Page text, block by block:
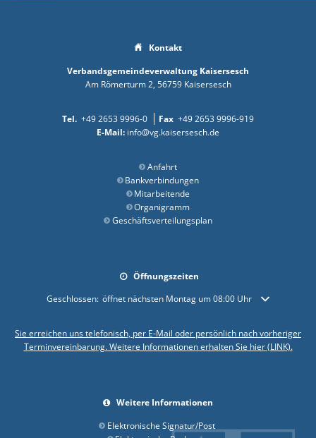
Kontakt
Verbandsgemeindeverwaltung Kaisersesch
Am Römerturm 2 56759 Kaisersesch
+49 2653 9996-0
+49 2653 9996-919
info@vg.kaisersesch.de
Anfahrt
Bankverbindungen
Mitarbeitende
Organigramm
Geschäftsverteilungsplan
Öffnungszeiten
Klicken, um weitere Öffnungs- oder Schließzeiten auszublenden
Geschlossen: öffnet nächsten Montag um 08:00 Uhr
Sie erreichen uns telefonisch, per E-Mail oder persönlich nach vorheriger
Terminvereinbarung. Weitere Informationen erhalten Sie hier (LINK).
Weitere Informationen
Elektronische Signatur/Post